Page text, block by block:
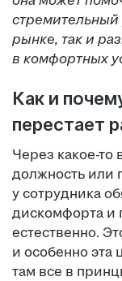
стремительный
рынке, так и
в комфортных
Как и
перестает
Через какое-то
должность или
у сотрудника
дискомфорта и
естественно.
и особенно эта
там все в